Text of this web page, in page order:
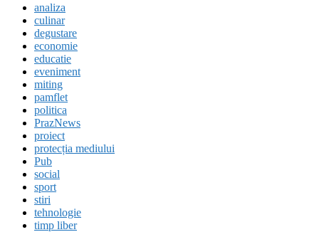
analiza
culinar
degustare
economie
educatie
eveniment
miting
pamflet
politica
PrazNews
proiect
protecția mediului
Pub
social
sport
stiri
tehnologie
timp liber